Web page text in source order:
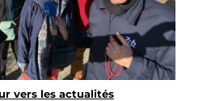
vers les actualités